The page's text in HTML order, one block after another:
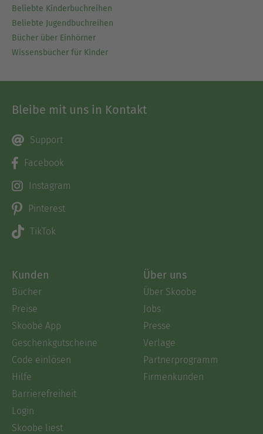
Beliebte Kinderbuchreihen
Beliebte Jugendbuchreihen
Bücher über Einhörner
Wissensbücher für Kinder
Bleibe mit uns in Kontakt
Support
Facebook
Instagram
Pinterest
TikTok
Kunden
Bücher
Preise
Skoobe App
Geschenkgutscheine
Code einlösen
Hilfe
Barrierefreiheit
Login
Skoobe liest
Über uns
Über Skoobe
Jobs
Presse
Verlage
Partnerprogramm
Firmenkunden